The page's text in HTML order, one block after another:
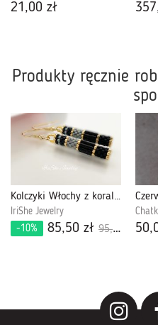
21,00 zł
Produkty ręcznie
Kolczyki Włochy z koralików Miyuki Delica
IriShe Jewelry
-10%
85,50 zł 95,00 zł